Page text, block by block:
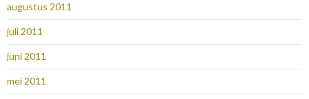
augustus 2011
juli 2011
juni 2011
mei 2011